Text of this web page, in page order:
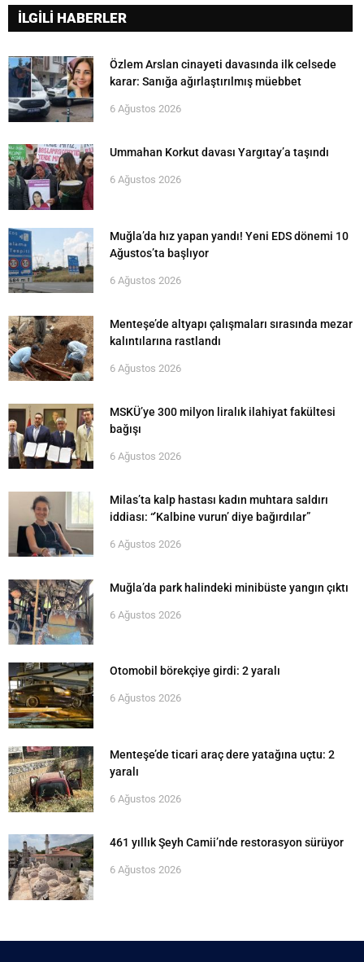
İLGİLİ HABERLER
Özlem Arslan cinayeti davasında ilk celsede
karar: Sanığa ağırlaştırılmış müebbet
6 Ağustos 2026
Ummahan Korkut davası Yargıtay’a taşındı
6 Ağustos 2026
Muğla’da hız yapan yandı! Yeni EDS dönemi 10
Ağustos’ta başlıyor
6 Ağustos 2026
Menteşe’de altyapı çalışmaları sırasında mezar
kalıntılarına rastlandı
6 Ağustos 2026
MSKÜ’ye 300 milyon liralık ilahiyat fakültesi
bağışı
6 Ağustos 2026
Milas’ta kalp hastası kadın muhtara saldırı
iddiası: “’Kalbine vurun’ diye bağırdılar”
6 Ağustos 2026
Muğla’da park halindeki minibüste yangın çıktı
6 Ağustos 2026
Otomobil börekçiye girdi: 2 yaralı
6 Ağustos 2026
Menteşe’de ticari araç dere yatağına uçtu: 2
yaralı
6 Ağustos 2026
461 yıllık Şeyh Camii’nde restorasyon sürüyor
6 Ağustos 2026